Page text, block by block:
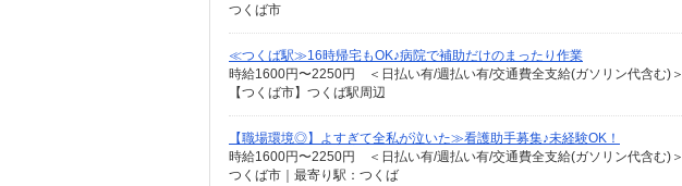
つくば市
≪つくば駅≫16時帰宅もOK♪病院で補助だけのまったり作業
時給1600円〜2250円 ＜日払い有/週払い有/交通費全支給(ガソリン代含む)＞
【つくば市】つくば駅周辺
【職場環境◎】よすぎて全私が泣いた≫看護助手募集♪未経験OK！
時給1600円〜2250円 ＜日払い有/週払い有/交通費全支給(ガソリン代含む)＞
つくば市｜最寄り駅：つくば